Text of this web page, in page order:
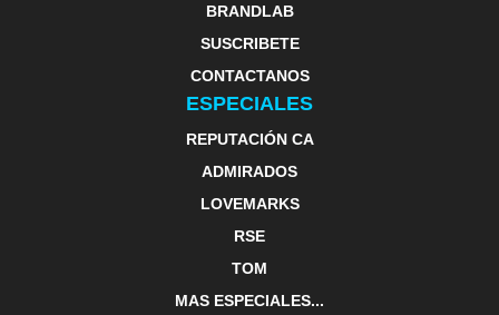
BRANDLAB
SUSCRIBETE
CONTACTANOS
ESPECIALES
REPUTACIÓN CA
ADMIRADOS
LOVEMARKS
RSE
TOM
MAS ESPECIALES...